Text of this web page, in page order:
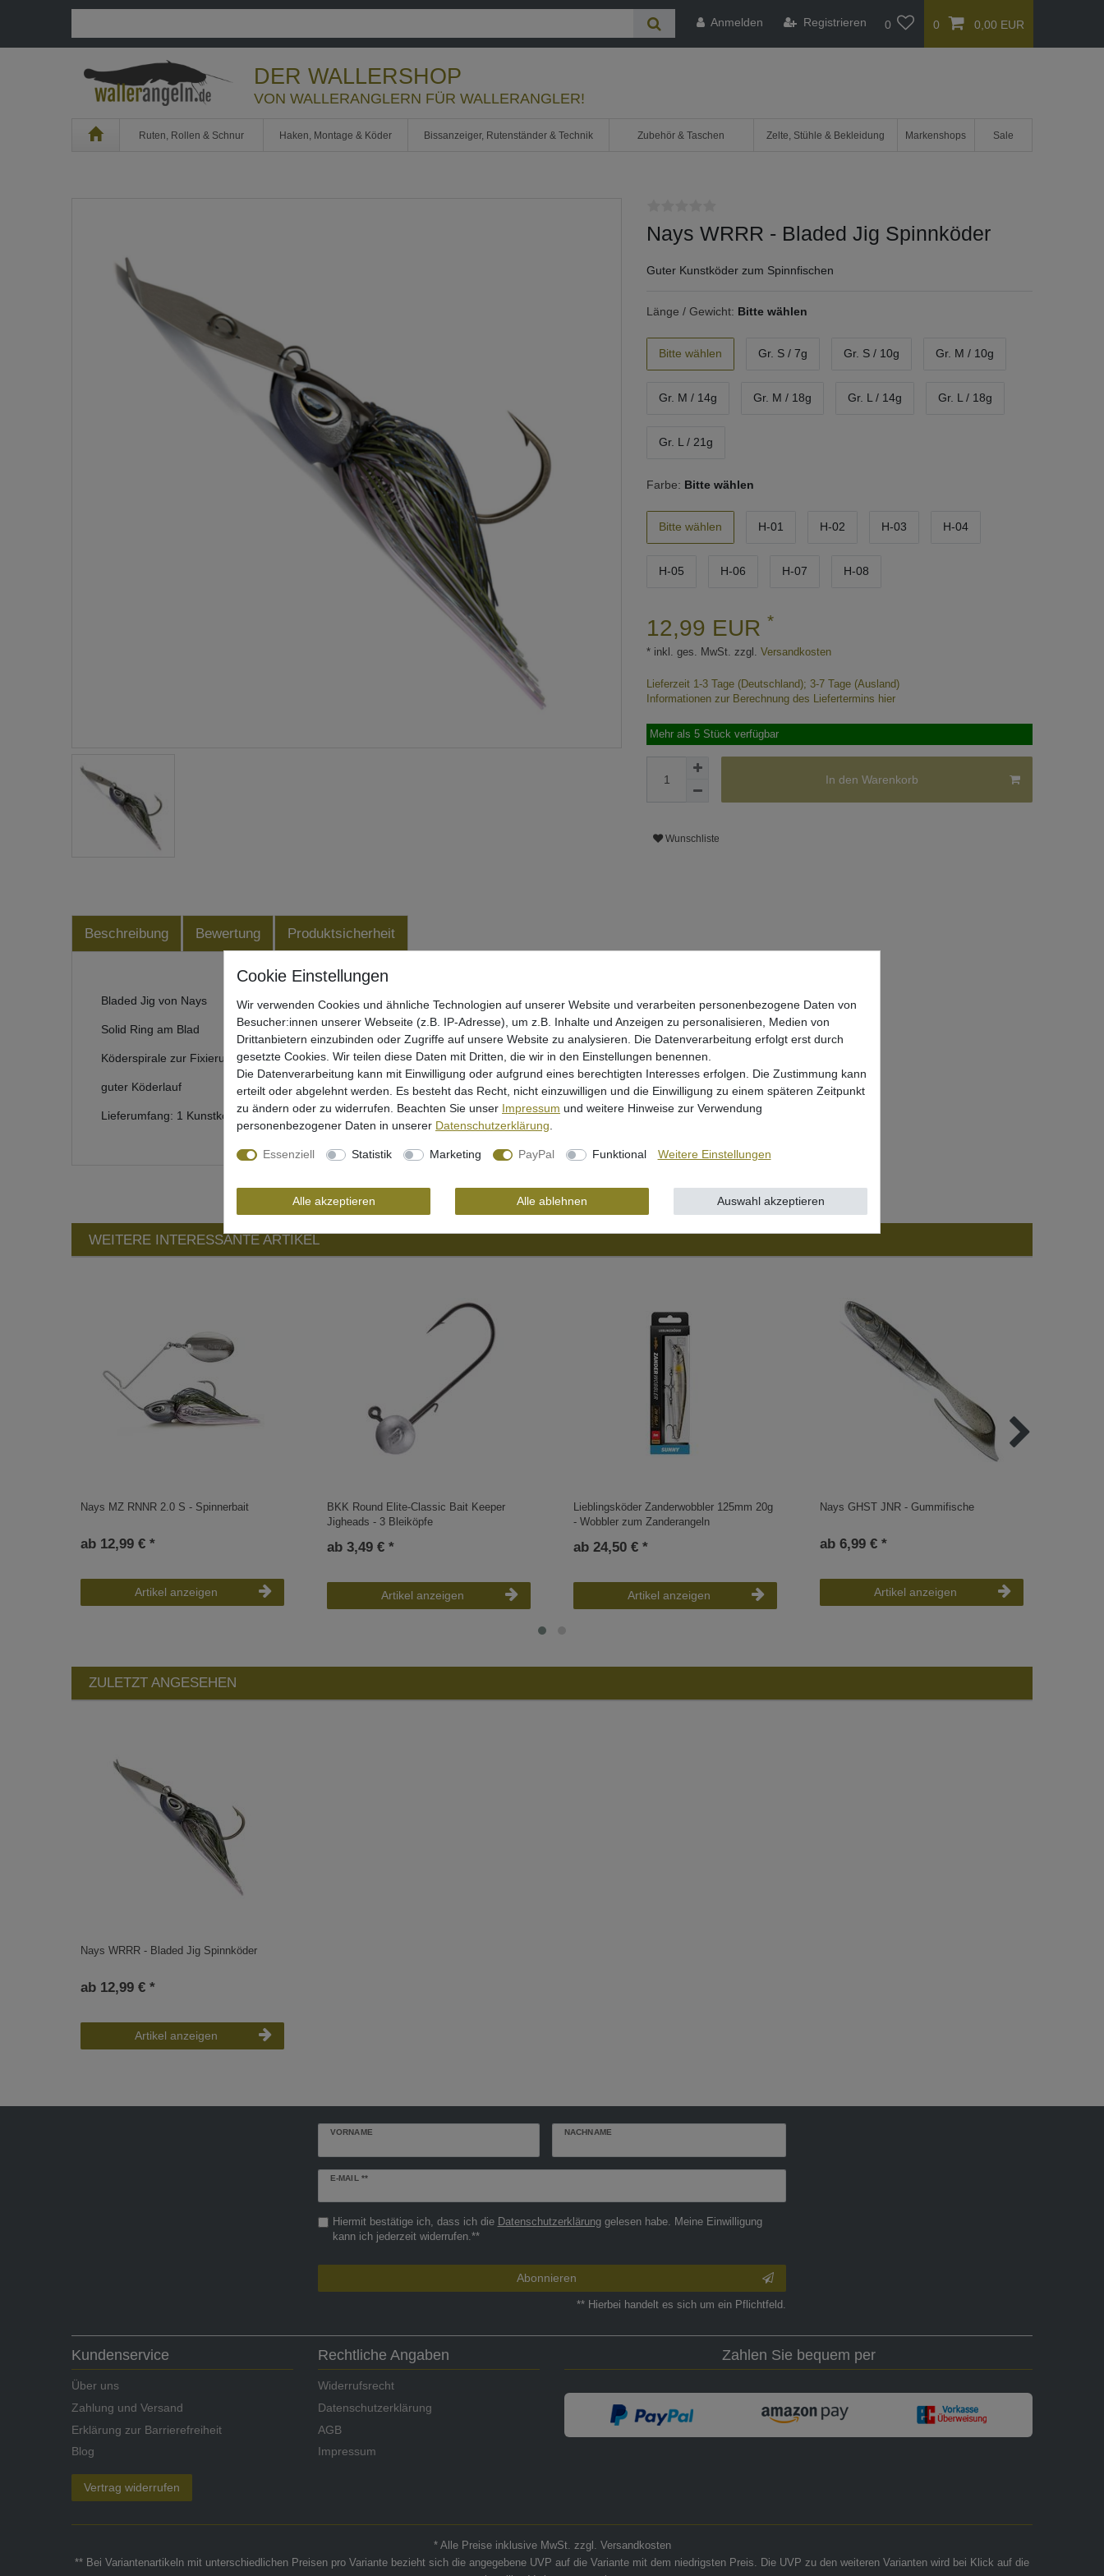
Anmelden Registrieren 0 0 0,00 EUR
DER WALLERSHOP
VON WALLERANGLERN FÜR WALLERANGLER!
Home Ruten, Rollen & Schnur Haken, Montage & Köder Bissanzeiger, Rutenständer & Technik Zubehör & Taschen Zelte, Stühle & Bekleidung Markenshops Sale
Nays WRRR - Bladed Jig Spinnköder
Guter Kunstköder zum Spinnfischen
Länge / Gewicht: Bitte wählen
Bitte wählen Gr. S / 7g Gr. S / 10g Gr. M / 10g
Gr. M / 14g Gr. M / 18g Gr. L / 14g Gr. L / 18g
Gr. L / 21g
Farbe: Bitte wählen
Bitte wählen H-01 H-02 H-03 H-04
H-05 H-06 H-07 H-08
12,99 EUR *
* inkl. ges. MwSt. zzgl. Versandkosten
Lieferzeit 1-3 Tage (Deutschland); 3-7 Tage (Ausland)
Informationen zur Berechnung des Liefertermins hier
Mehr als 5 Stück verfügbar
In den Warenkorb
Wunschliste
Beschreibung Bewertung Produktsicherheit
Bladed Jig von Nays
Solid Ring am Blad
Köderspirale zur Fixierung des Trailers
guter Köderlauf
Lieferumfang: 1 Kunstköder in einer gewählten Variante
WEITERE INTERESSANTE ARTIKEL
Nays MZ RNNR 2.0 S - Spinnerbait
ab 12,99 € *
Artikel anzeigen
BKK Round Elite-Classic Bait Keeper
Jigheads - 3 Bleiköpfe
ab 3,49 € *
Artikel anzeigen
Lieblingsköder Zanderwobbler 125mm 20g
- Wobbler zum Zanderangeln
ab 24,50 € *
Artikel anzeigen
Nays GHST JNR - Gummifische
ab 6,99 € *
Artikel anzeigen
ZULETZT ANGESEHEN
Nays WRRR - Bladed Jig Spinnköder
ab 12,99 € *
Artikel anzeigen
VORNAME NACHNAME
E-MAIL **
Newsletter
Hiermit bestätige ich, dass ich die Daten­schutz­erklärunggelesen habe. Meine Einwilligung
kann ich jederzeit widerrufen.**
Abonnieren
** Hierbei handelt es sich um ein Pflichtfeld.
Kundenservice
Über uns
Zahlung und Versand
Erklärung zur Barrierefreiheit
Blog
Vertrag widerrufen
Rechtliche Angaben
Widerrufsrecht
Datenschutzerklärung
AGB
Impressum
Zahlen Sie bequem per
* Alle Preise inklusive MwSt. zzgl. Versandkosten
** Bei Variantenartikeln mit unterschiedlichen Preisen pro Variante bezieht sich die angegebene UVP auf die Variante mit dem niedrigsten Preis. Die UVP zu den weiteren Varianten wird bei Klick auf die
Wir verwenden Cookies und ähnliche Technologien auf unserer Website und verarbeiten personenbezogene Daten von
Besucher:innen unserer Webseite (z.B. IP-Adresse), um z.B. Inhalte und Anzeigen zu personalisieren, Medien von
Drittanbietern einzubinden oder Zugriffe auf unsere Website zu analysieren. Die Datenverarbeitung erfolgt erst durch
gesetzte Cookies. Wir teilen diese Daten mit Dritten, die wir in den Einstellungen benennen.
Die Datenverarbeitung kann mit Einwilligung oder aufgrund eines berechtigten Interesses erfolgen. Die Zustimmung kann
erteilt oder abgelehnt werden. Es besteht das Recht, nicht einzuwilligen und die Einwilligung zu einem späteren Zeitpunkt
zu ändern oder zu widerrufen. Beachten Sie unser Impressum und weitere Hinweise zur Verwendung
personenbezogener Daten in unserer Daten­schutz­erklärung
Essenziell Statistik Marketing PayPal Funktional Weitere Einstellungen
Alle akzeptieren Alle ablehnen Auswahl akzeptieren